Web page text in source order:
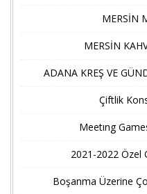
MERSİN
MERSİN
ADANA KREŞ VE
Çiftlik
Meetıng
2021-2022 Özel
Boşanma Üzerine